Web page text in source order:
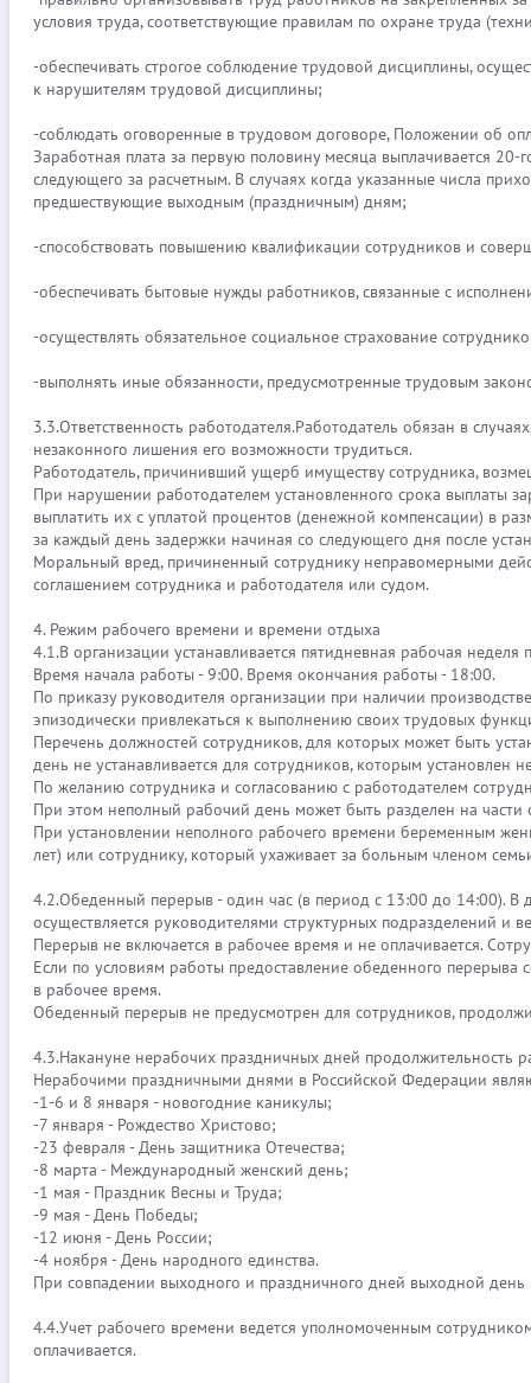
условия труда, соответствующие правилам по охране труда
-обеспечивать строгое соблюдение трудовой дисциплины,
к нарушителям трудовой дисциплины;
-соблюдать оговоренные в трудовом договоре, Положении об
Заработная плата за первую половину месяца выплачивается
следующего за расчетным. В случаях когда указанные числа
предшествующие выходным (праздничным) дням;
-способствовать повышению квалификации сотрудников и
-обеспечивать бытовые нужды работников, связанные с
-осуществлять обязательное социальное страхование
-выполнять иные обязанности, предусмотренные трудовым
3.3.Ответственность работодателя.Работодатель обязан в
незаконного лишения его возможности трудиться.
Работодатель, причинивший ущерб имуществу сотрудника,
При нарушении работодателем установленного срока выплаты
выплатить их с уплатой процентов (денежной компенсации) в
за каждый день задержки начиная со следующего дня после
Моральный вред, причиненный сотруднику неправомерными
соглашением сотрудника и работодателя или судом.
4. Режим рабочего времени и времени отдыха
4.1.В организации устанавливается пятидневная рабочая
Время начала работы - 9:00. Время окончания работы - 18:00.
По приказу руководителя организации при наличии
эпизодически привлекаться к выполнению своих трудовых
Перечень должностей сотрудников, для которых может быть
день не устанавливается для сотрудников, которым установлен
По желанию сотрудника и согласованию с работодателем
При этом неполный рабочий день может быть разделен на
При установлении неполного рабочего времени беременным
лет) или сотруднику, который ухаживает за больным членом
4.2.Обеденный перерыв - один час (в период с 13:00 до 14:00). В
осуществляется руководителями структурных подразделений и
Перерыв не включается в рабочее время и не оплачивается.
Если по условиям работы предоставление обеденного
в рабочее время.
Обеденный перерыв не предусмотрен для сотрудников,
4.3.Накануне нерабочих праздничных дней продолжительность
Нерабочими праздничными днями в Российской Федерации
-1-6 и 8 января - новогодние каникулы;
-7 января - Рождество Христово;
-23 февраля - День защитника Отечества;
-8 марта - Международный женский день;
-1 мая - Праздник Весны и Труда;
-9 мая - День Победы;
-12 июня - День России;
-4 ноября - День народного единства.
При совпадении выходного и праздничного дней выходной
4.4.Учет рабочего времени ведется уполномоченным
оплачивается.